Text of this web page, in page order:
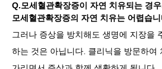
Q.모세혈관확장증이 자연 치유되는 경
모세혈관확장증의 자연 치유는 어렵습니
그러나 증상을 방치해도 생명에 지장을
하는 것은 아닙니다. 클리닉을 방문하여